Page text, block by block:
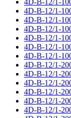
4D-B-12/1-
4D-B-12/1-
4D-B-12/1-
4D-B-12/1-
4D-B-12/1-
4D-B-12/1-
4D-B-12/1-
4D-B-12/1-
4D-B-12/1-
4D-B-12/1-
4D-B-12/1-
4D-B-12/1-
4D-B-12/1-